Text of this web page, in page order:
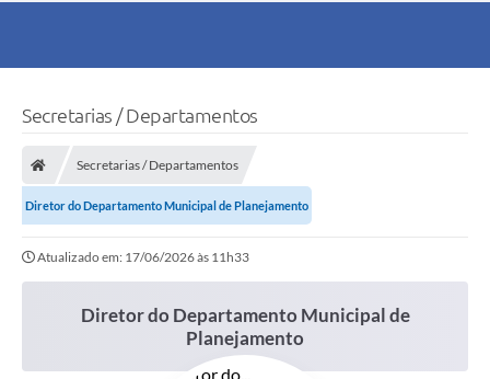
Secretarias / Departamentos
Secretarias / Departamentos
Diretor do Departamento Municipal de Planejamento
Atualizado em: 17/06/2026 às 11h33
Diretor do Departamento Municipal de
Planejamento